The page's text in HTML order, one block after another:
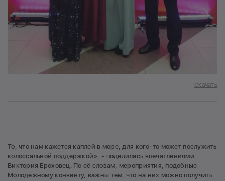
Скачать
То, что нам кажется каплей в море, для кого-то может послужить
колоссальной поддержкой», - поделилась впечатлениями
Виктория Ероховец. По её словам, мероприятия, подобные
Молодежному конвенту, важны тем, что на них можно получить